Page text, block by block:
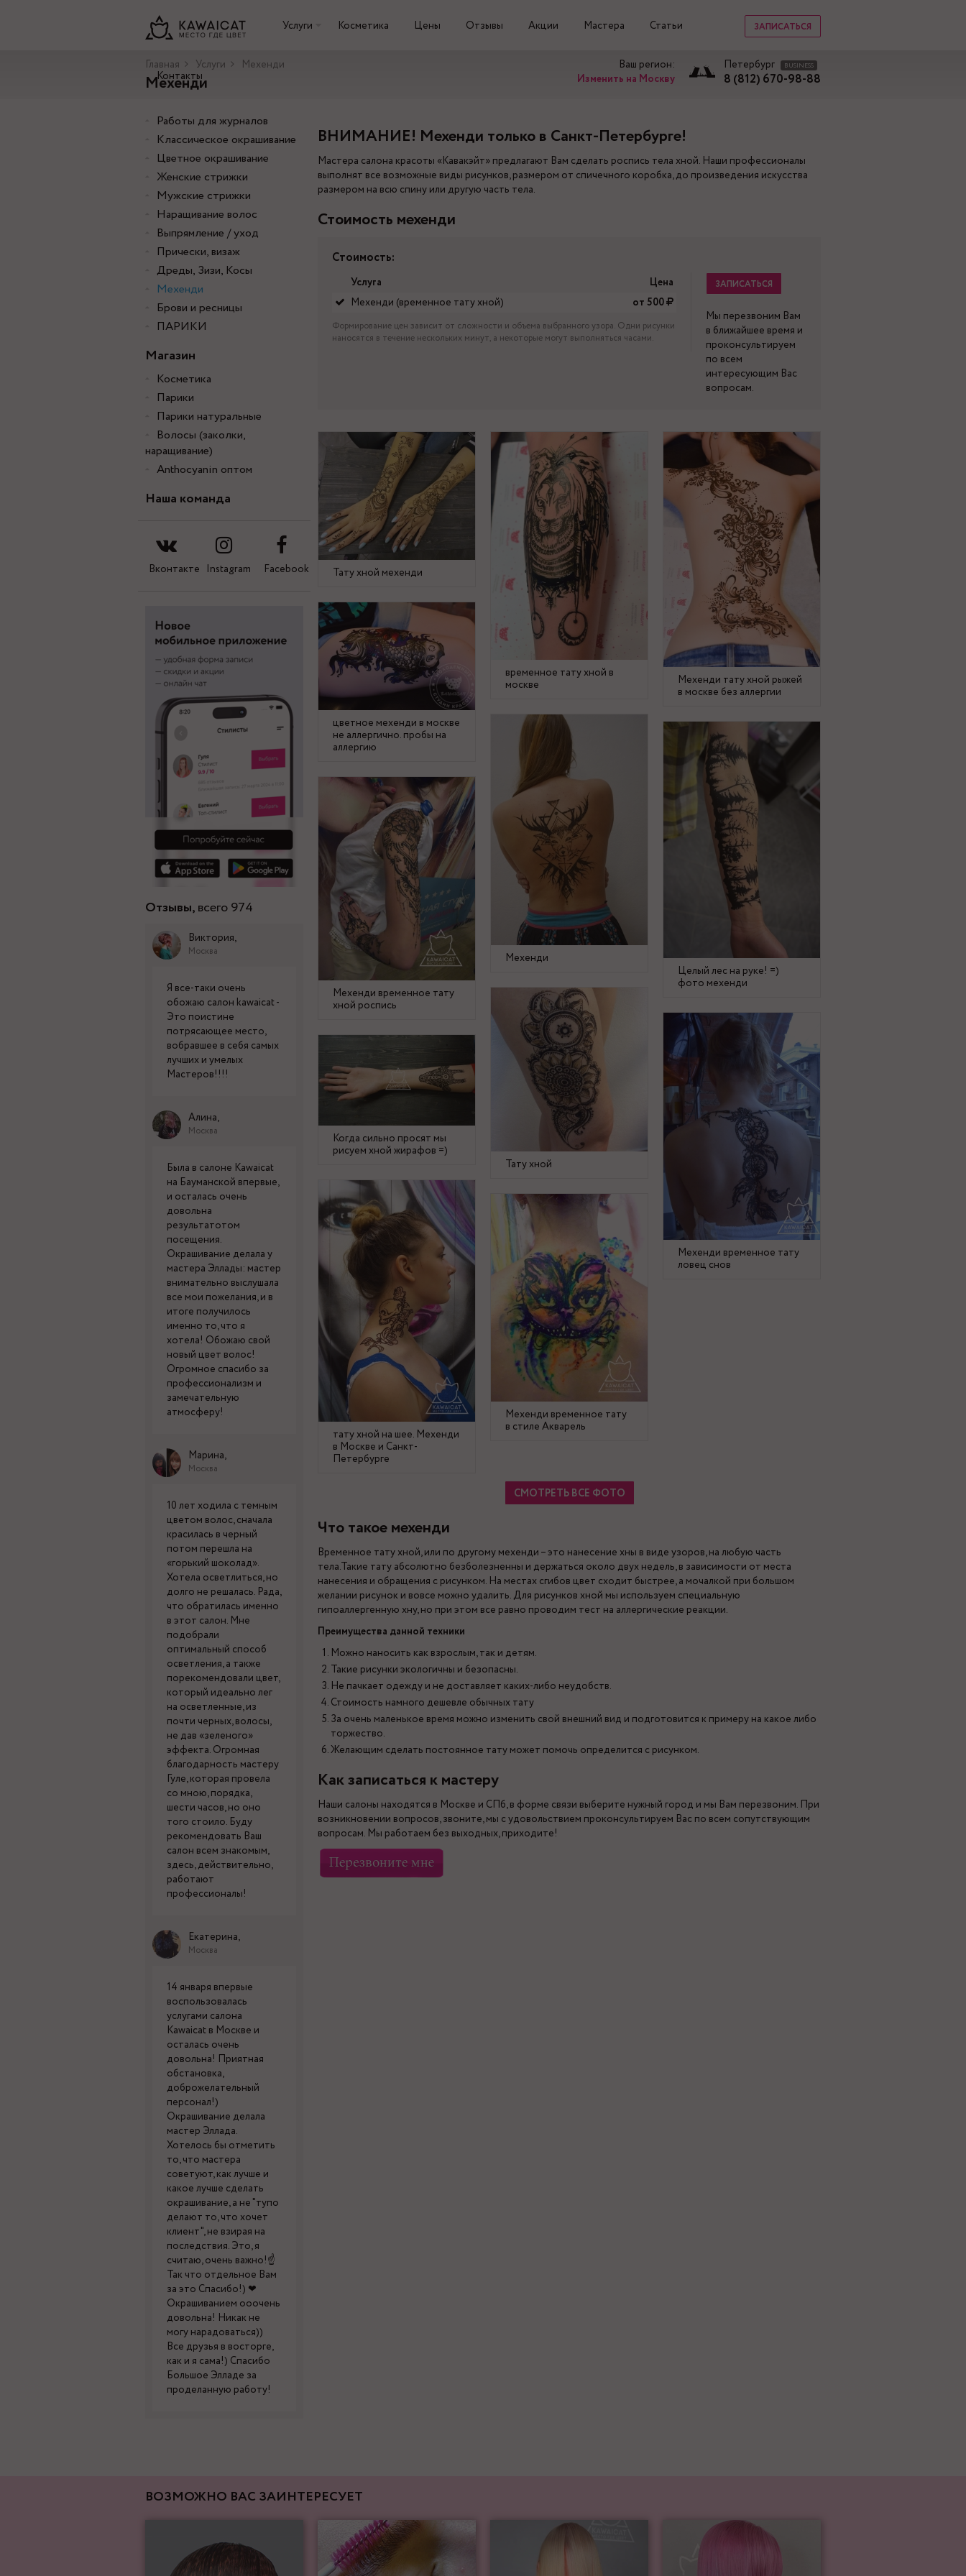
ЗАПИСАТЬСЯ
Услуги Косметика Цены Отзывы Акции Мастера Статьи
Контакты
Ваш регион:
Изменить на Москву
Петербург BUSINESS
8 (812) 670-98-88
Главная Услуги Мехенди
Мехенди
Работы для журналов
Классическое окрашивание
Цветное окрашивание
Женские стрижки
Мужские стрижки
Наращивание волос
Выпрямление / уход
Прически, визаж
Дреды, Зизи, Косы
Мехенди
Брови и ресницы
ПАРИКИ
Магазин
Косметика
Парики
Парики натуральные
Волосы (заколки,
наращивание)
Anthocyanin оптом
Наша команда
Вконтакте Instagram Facebook
Отзывы,всего 974
Виктория,
Москва
Я все-таки очень
обожаю салон kawaicat -
Это поистине
потрясающее место,
вобравшее в себя самых
лучших и умелых
Мастеров!!!!
Алина,
Москва
Была в салоне Kawaicat
на Бауманской впервые,
и осталась очень
довольна
результатотом
посещения.
Окрашивание делала у
мастера Эллады: мастер
внимательно выслушала
все мои пожелания, и в
итоге получилось
именно то, что я
хотела! Обожаю свой
новый цвет волос!
Огромное спасибо за
профессионализм и
замечательную
атмосферу!
Марина,
Москва
10 лет ходила с темным
цветом волос, сначала
красилась в черный
потом перешла на
«горький шоколад».
Хотела осветлиться, но
долго не решалась. Рада,
что обратилась именно
в этот салон. Мне
подобрали
оптимальный способ
осветления, а также
порекомендовали цвет,
который идеально лег
на осветленные, из
почти черных, волосы,
не дав «зеленого»
эффекта. Огромная
благодарность мастеру
Гуле, которая провела
со мною, порядка,
шести часов, но оно
того стоило. Буду
рекомендовать Ваш
салон всем знакомым,
здесь, действительно,
работают
профессионалы!
Екатерина,
Москва
14 января впервые
воспользовалась
услугами салона
Kawaicat в Москве и
осталась очень
довольна! Приятная
обстановка,
доброжелательный
персонал!)
Окрашивание делала
мастер Эллада.
Хотелось бы отметить
то, что мастера
советуют, как лучше и
какое лучше сделать
окрашивание, а не "тупо
делают то, что хочет
клиент", не взирая на
последствия. Это, я
считаю, очень важно!☝
Так что отдельное Вам
за это Спасибо!) ❤
Окрашиванием ооочень
довольна! Никак не
могу нарадоваться))
Все друзья в восторге,
как и я сама!) Спасибо
Большое Элладе за
проделанную работу!
ВНИМАНИЕ! Мехенди только в Санкт-Петербурге!
Мастера салона красоты «Кавакэйт» предлагают Вам сделать роспись тела хной. Наши профессионалы
выполнят все возможные виды рисунков, размером от спичечного коробка, до произведения искусства
размером на всю спину или другую часть тела.
Стоимость мехенди
Стоимость:
Услуга
Цена
Мехенди (временное тату хной)
от 500
Формирование цен зависит от сложности и объема выбранного узора. Одни рисунки
наносятся в течение нескольких минут, а некоторые могут выполняться часами.
ЗАПИСАТЬСЯ
Мы перезвоним Вам
в ближайшее время и
проконсультируем
по всем
интересующим Вас
вопросам.
Тату хной мехенди
временное тату хной в
москве
Мехенди тату хной рыжей
в москве без аллергии
цветное мехенди в москве
не аллергично. пробы на
аллергию
Мехенди
Целый лес на руке! =)
фото мехенди
Мехенди временное тату
хной роспись
Тату хной
Мехенди временное тату
ловец снов
Когда сильно просят мы
рисуем хной жирафов =)
тату хной на шее. Мехенди
в Москве и Санкт-
Петербурге
Мехенди временное тату
в стиле Акварель
СМОТРЕТЬ ВСЕ ФОТО
Что такое мехенди
Временное тату хной, или по другому мехенди – это нанесение хны в виде узоров, на любую часть
тела.Такие тату абсолютно безболезненны и держаться около двух недель, в зависимости от места
нанесения и обращения с рисунком. На местах сгибов цвет сходит быстрее, а мочалкой при большом
желании рисунок и вовсе можно удалить. Для рисунков хной мы используем специальную
гипоаллергенную хну, но при этом все равно проводим тест на аллергические реакции.
Преимущества данной техники
Можно наносить как взрослым, так и детям.
Такие рисунки экологичны и безопасны.
Не пачкает одежду и не доставляет каких-либо неудобств.
Стоимость намного дешевле обычных тату
За очень маленькое время можно изменить свой внешний вид и подготовится к примеру на какое либо
торжество.
Желающим сделать постоянное тату может помочь определится с рисунком.
Как записаться к мастеру
Наши салоны находятся в Москве и СПб, в форме связи выберите нужный город и мы Вам перезвоним. При
возникновении вопросов, звоните, мы с удовольствием проконсультируем Вас по всем сопутствующим
вопросам. Мы работаем без выходных, приходите!
ВОЗМОЖНО ВАС ЗАИНТЕРЕСУЕТ